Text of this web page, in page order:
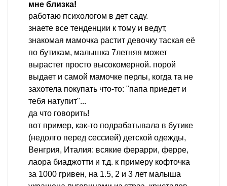
мне близка!
работаю психологом в дет саду.
знаете все тенденции к тому и ведут,
знакомая мамочка растит девочку таская её
по бутикам, малышка 7летняя может
вырастет просто высокомерной. порой
выдает и самой мамочке перлы, когда та не
захотела покупать что-то: "папа приедет и
тебя натупит"...
да что говорить!
вот пример, как-то подрабатывала в бутике
(недолго перед сессией) детской одежды,
Венгрия, Италия: всякие ферарри, ферре,
лаора биаджотти и т.д. к примеру кофточка
за 1000 гривен, на 1.5, 2 и 3 лет малыша